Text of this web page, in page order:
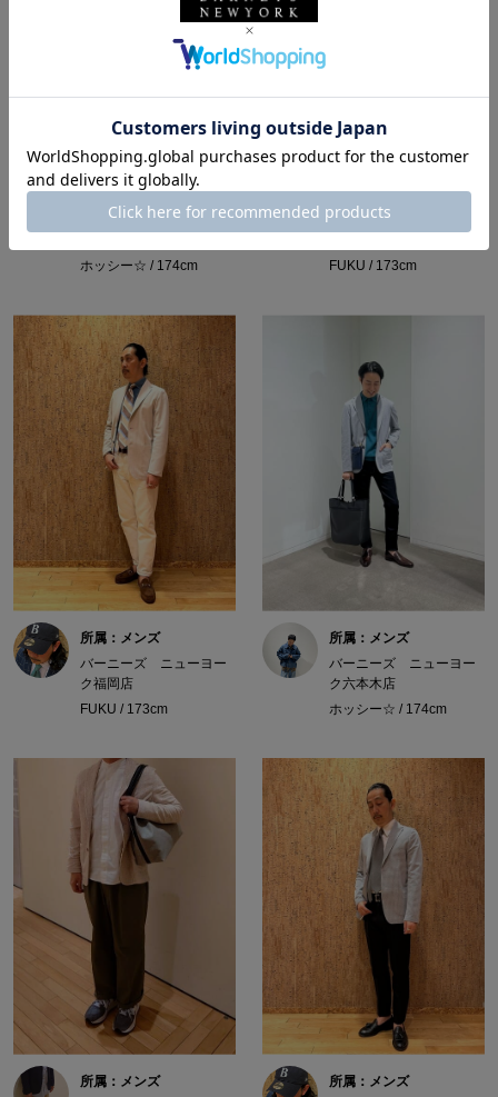
所属：メンズ
バーニーズ ニューヨー
ホッシー☆ / 174cm
所属：メンズ
バーニーズ ニューヨー
FUKU / 173cm
所属：メンズ
バーニーズ ニューヨー
ク福岡店
FUKU / 173cm
所属：メンズ
バーニーズ ニューヨー
ク六本木店
ホッシー☆ / 174cm
所属：メンズ
所属：メンズ